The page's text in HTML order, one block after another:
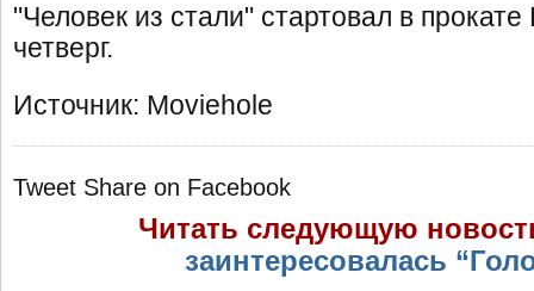
"Человек из стали" стартовал в
четверг.
Источник: Moviehole
Tweet Share on Facebook
Читать следующую
заинтересовалась